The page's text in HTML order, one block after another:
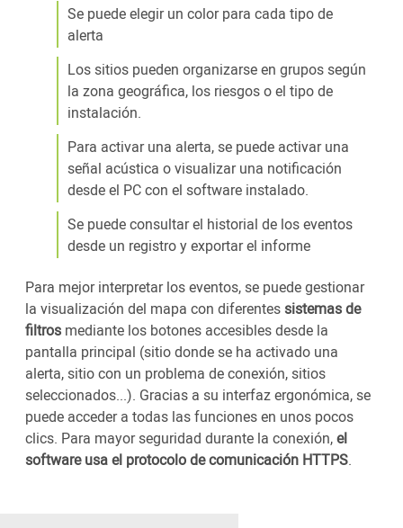
Se puede elegir un color para cada tipo de
alerta
Los sitios pueden organizarse en grupos según
la zona geográfica, los riesgos o el tipo de
instalación.
Para activar una alerta, se puede activar una
señal acústica o visualizar una notificación
desde el PC con el software instalado.
Se puede consultar el historial de los eventos
desde un registro y exportar el informe
Para mejor interpretar los eventos, se puede gestionar
la visualización del mapa con diferentes sistemas de
filtros mediante los botones accesibles desde la
pantalla principal (sitio donde se ha activado una
alerta, sitio con un problema de conexión, sitios
seleccionados...). Gracias a su interfaz ergonómica, se
puede acceder a todas las funciones en unos pocos
clics. Para mayor seguridad durante la conexión,el
software usa el protocolo de comunicación HTTPS.